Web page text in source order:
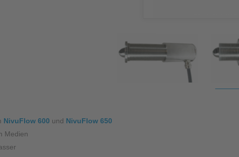
Hydrostatische Füllstandsmessung
Regenmonitoring
Zubehör
NivuFlow 600 und NivuFlow 650
Medien